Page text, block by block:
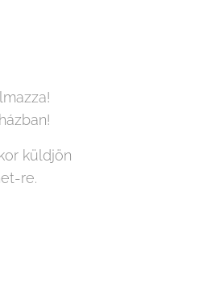
küldjön
re.